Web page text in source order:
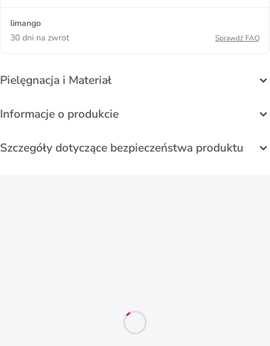
limango
30 dni na zwrot
Sprawdź FAQ
Pielęgnacja i Materiał
Informacje o produkcie
Szczegóły dotyczące bezpieczeństwa produktu